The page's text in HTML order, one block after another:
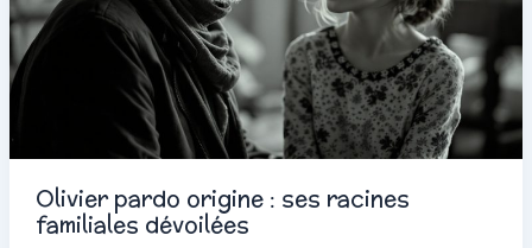
Olivier pardo origine : ses racines
familiales dévoilées